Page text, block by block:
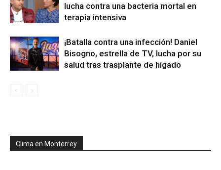
lucha contra una bacteria mortal en
terapia intensiva
¡Batalla contra una infección! Daniel
Bisogno, estrella de TV, lucha por su
salud tras trasplante de hígado
Clima en Monterrey